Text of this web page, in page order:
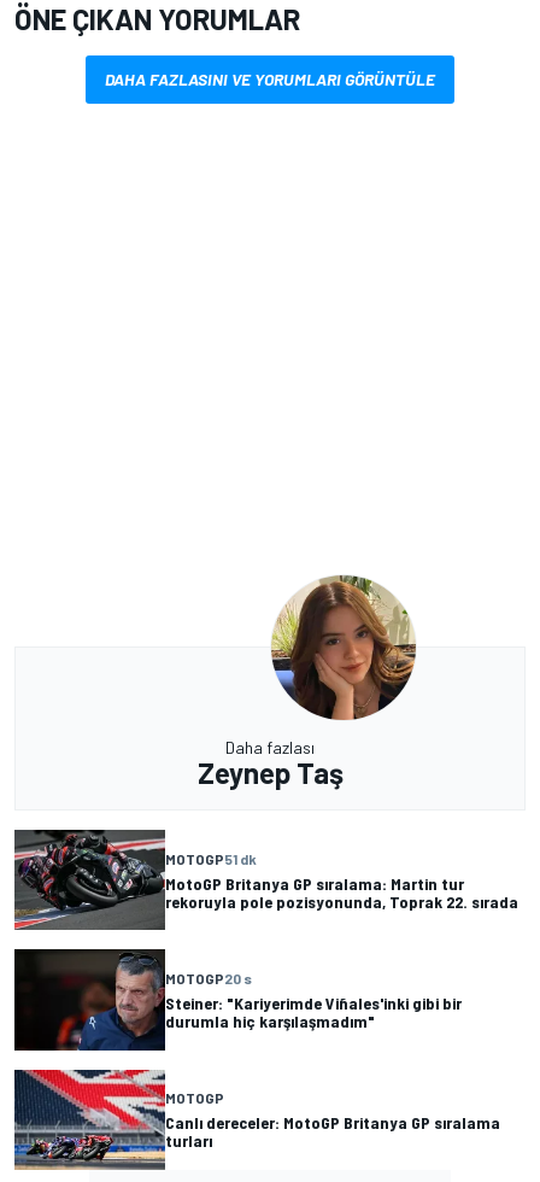
ÖNE ÇIKAN YORUMLAR
DAHA FAZLASINI VE YORUMLARI GÖRÜNTÜLE
Daha fazlası
Zeynep Taş
MOTOGP51 dk
MotoGP Britanya GP sıralama: Martin tur
rekoruyla pole pozisyonunda, Toprak 22. sırada
MOTOGP20 s
Steiner: "Kariyerimde Viñales'inki gibi bir
durumla hiç karşılaşmadım"
MOTOGP
Canlı dereceler: MotoGP Britanya GP sıralama
turları